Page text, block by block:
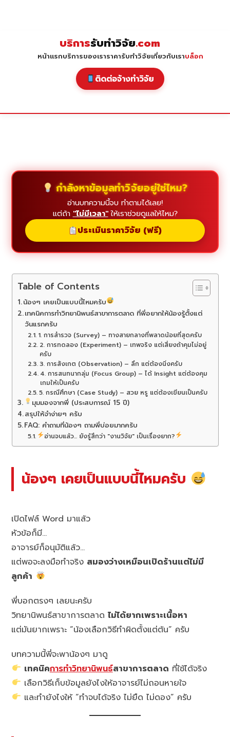
บริการรับทำวิจัย.com
หน้าแรกบริการของเราราคารับทำวิจัยเกี่ยวกับเราบล็อก
ติดต่อจ้างทำวิจัย
กำลังหาข้อมูลทำวิจัยอยู่ใช่ไหม?
อ่านบทความนี้จบ ทำตามได้เลย!
แต่ถ้า "ไม่มีเวลา"ให้เราช่วยดูแลให้ไหม?
ประเมินราคาวิจัย (ฟรี)
Table of Contents
น้องๆ เคยเป็นแบบนี้ไหมครับ
เทคนิคการทำวิทยานิพนธ์สาขาการตลาด ที่พี่อยากให้น้องรู้ตั้งแต่
วันแรกครับ
1. การสำรวจ (Survey) – ทางสายกลางที่พลาดน้อยที่สุดครับ
2. การทดลอง (Experiment) – เทพจริง แต่เสี่ยงถ้าคุมไม่อยู่
ครับ
3. การสังเกต (Observation) – ลึก แต่ต้องนิ่งครับ
4. การสนทนากลุ่ม (Focus Group) – ได้ Insight แต่ต้องคุม
เกมให้เป็นครับ
5. กรณีศึกษา (Case Study) – สวย หรู แต่ต้องเขียนเป็นครับ
มุมมองจากพี่ (ประสบการณ์ 15 ปี)
สรุปให้จำง่ายๆ ครับ
FAQ: คำถามที่น้องๆ ถามพี่บ่อยมากครับ
อ่านจบแล้ว... ยังรู้สึกว่า "งานวิจัย" เป็นเรื่องยาก?
น้องๆ เคยเป็นแบบนี้ไหมครับ
เปิดไฟล์ Word มาแล้ว
หัวข้อก็มี…
อาจารย์ก็อนุมัติแล้ว…
แต่พอจะลงมือทำจริง สมองว่างเหมือนเปิดร้านแต่ไม่มี
ลูกค้า
พี่บอกตรงๆ เลยนะครับ
วิทยานิพนธ์สาขาการตลาดไม่ได้ยากเพราะเนื้อหา
แต่มันยากเพราะ “น้องเลือกวิธีทำผิดตั้งแต่ต้น” ครับ
บทความนี้พี่จะพาน้องๆ มาดู
เทคนิคการทำวิทยานิพนธ์สาขาการตลาด ที่ใช้ได้จริง
เลือกวิธีเก็บข้อมูลยังไงให้อาจารย์ไม่ถอนหายใจ
และทำยังไงให้ “ทำจบได้จริง ไม่ยืด ไม่ดอง” ครับ